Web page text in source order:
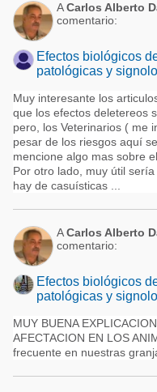
ACarlos Alberto
comentario:
Efectos biológicos
patológicas y
Muy interesante los
que los efectos deletereos
pero, los Veterinarios ( me
pesar de los riesgos aquí
mencione algo mas sobre
Por otro lado, muy útil
hay de casuísticas ...
ACarlos Alberto
comentario:
Efectos biológicos
patológicas y
MUY BUENA
AFECTACION EN LOS
frecuente en nuestras